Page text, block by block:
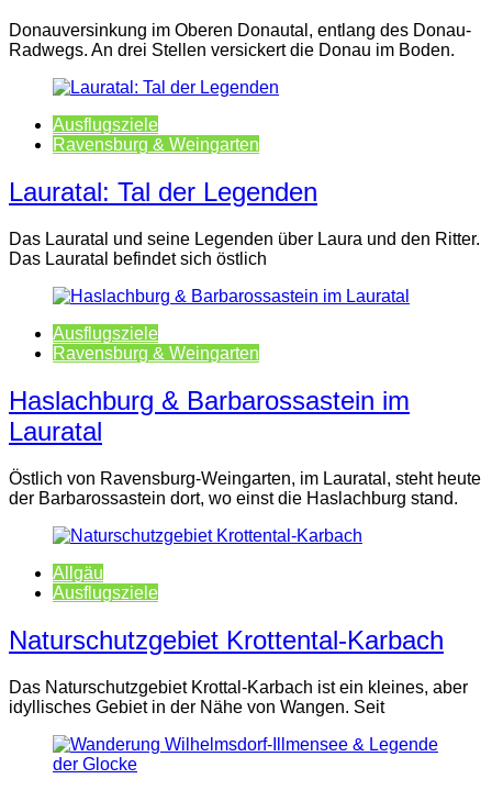
Donauversinkung im Oberen Donautal, entlang des Donau-
Radwegs. An drei Stellen versickert die Donau im Boden.
Ausflugsziele
Ravensburg & Weingarten
Lauratal: Tal der Legenden
Das Lauratal und seine Legenden über Laura und den Ritter.
Das Lauratal befindet sich östlich
Ausflugsziele
Ravensburg & Weingarten
Haslachburg & Barbarossastein im
Lauratal
Östlich von Ravensburg-Weingarten, im Lauratal, steht heute
der Barbarossastein dort, wo einst die Haslachburg stand.
Allgäu
Ausflugsziele
Naturschutzgebiet Krottental-Karbach
Das Naturschutzgebiet Krottal-Karbach ist ein kleines, aber
idyllisches Gebiet in der Nähe von Wangen. Seit